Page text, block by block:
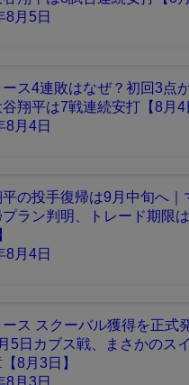
8月5日
ース4連敗はなぜ？初回3点
翔平は7戦連続安打【8月4
8月4日
の投手復帰は9月中旬へ｜
ラン判明、トレード期限
8月4日
ース スクーバル獲得を正式
5日カブス戦、まさかのス
8月3日】